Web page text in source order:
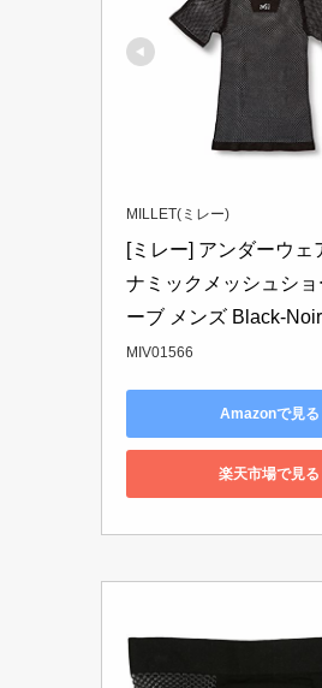
MILLET(ミレー)
[ミレー] アンダーウェ
ナミックメッシュショ
ーブ メンズ Black-
MIV01566
Amazonで見る
楽天市場で見る